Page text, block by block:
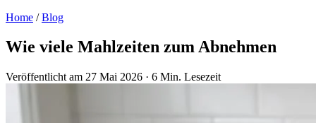
Home / Blog
Wie viele Mahlzeiten zum Abnehmen
Veröffentlicht am 27 Mai 2026 · 6 Min. Lesezeit